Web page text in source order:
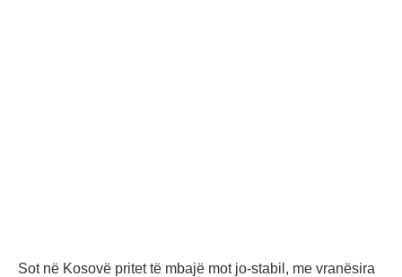
Sot në Kosovë pritet të mbajë mot jo-stabil, me vranësira